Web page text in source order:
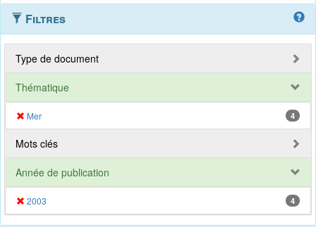
Filtres
Type de document
Thématique
Mer 4
Mots clés
Année de publication
2003 4